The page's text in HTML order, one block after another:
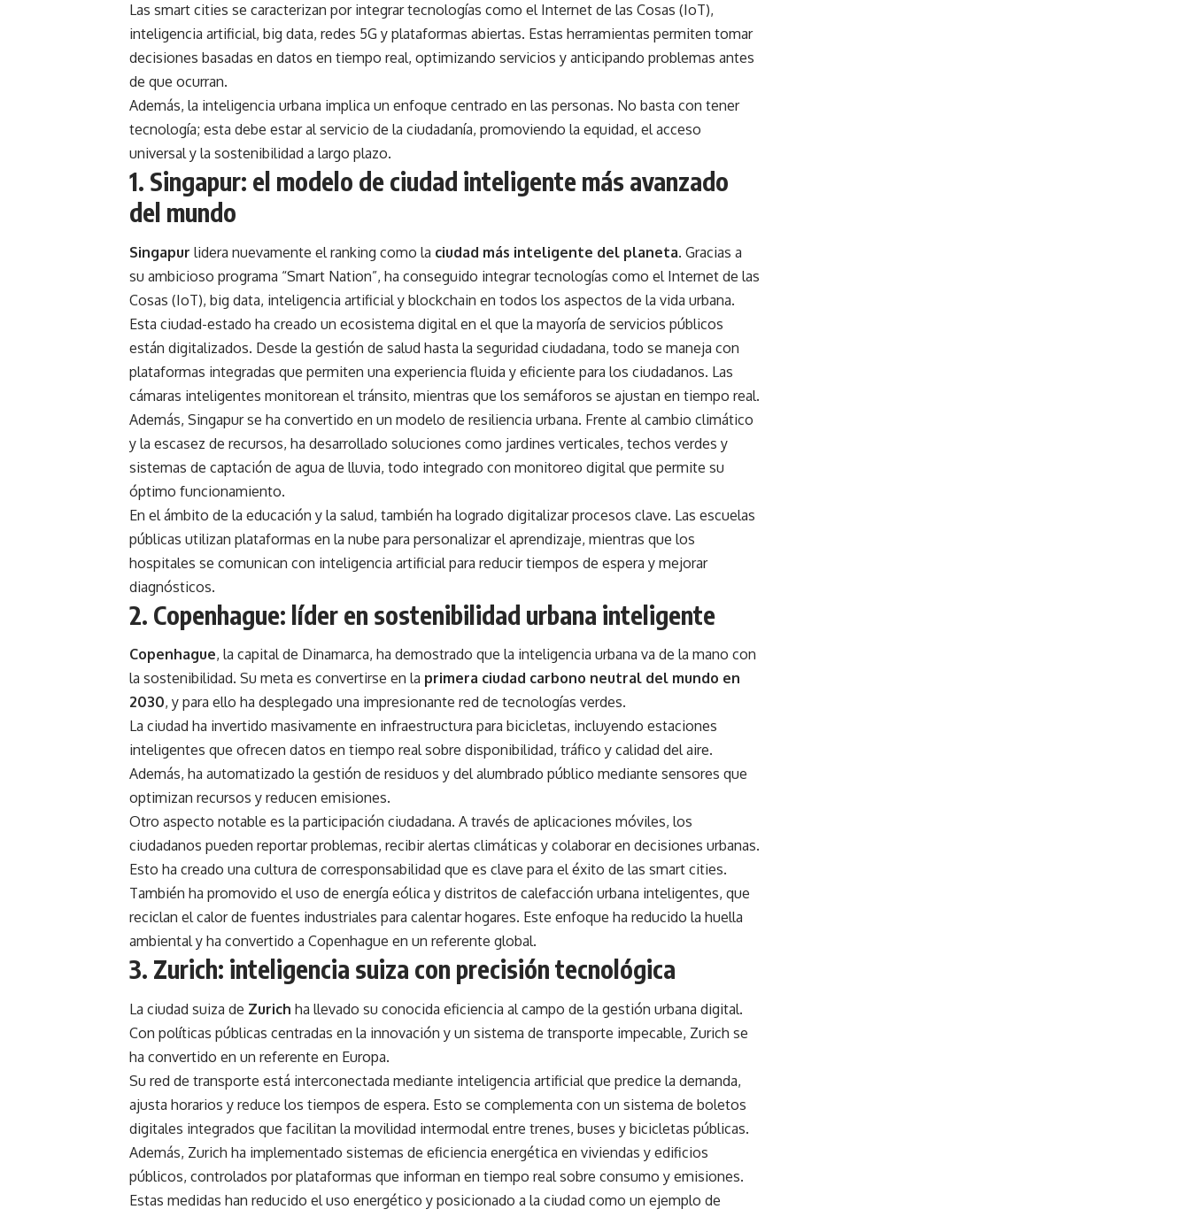
Las smart cities se caracterizan por integrar tecnologías como el Internet de las Cosas (IoT),
inteligencia artificial, big data, redes 5G y plataformas abiertas. Estas herramientas permiten tomar
decisiones basadas en datos en tiempo real, optimizando servicios y anticipando problemas antes
de que ocurran.
Además, la inteligencia urbana implica un enfoque centrado en las personas. No basta con tener
tecnología; esta debe estar al servicio de la ciudadanía, promoviendo la equidad, el acceso
universal y la sostenibilidad a largo plazo.
1. Singapur: el modelo de ciudad inteligente más avanzado
del mundo
Singapur lidera nuevamente el ranking como la ciudad más inteligente del planeta. Gracias a
su ambicioso programa “Smart Nation”, ha conseguido integrar tecnologías como el Internet de las
Cosas (IoT), big data, inteligencia artificial y blockchain en todos los aspectos de la vida urbana.
Esta ciudad-estado ha creado un ecosistema digital en el que la mayoría de servicios públicos
están digitalizados. Desde la gestión de salud hasta la seguridad ciudadana, todo se maneja con
plataformas integradas que permiten una experiencia fluida y eficiente para los ciudadanos. Las
cámaras inteligentes monitorean el tránsito, mientras que los semáforos se ajustan en tiempo real.
Además, Singapur se ha convertido en un modelo de resiliencia urbana. Frente al cambio climático
y la escasez de recursos, ha desarrollado soluciones como jardines verticales, techos verdes y
sistemas de captación de agua de lluvia, todo integrado con monitoreo digital que permite su
óptimo funcionamiento.
En el ámbito de la educación y la salud, también ha logrado digitalizar procesos clave. Las escuelas
públicas utilizan plataformas en la nube para personalizar el aprendizaje, mientras que los
hospitales se comunican con inteligencia artificial para reducir tiempos de espera y mejorar
diagnósticos.
2. Copenhague: líder en sostenibilidad urbana inteligente
Copenhague, la capital de Dinamarca, ha demostrado que la inteligencia urbana va de la mano con
la sostenibilidad. Su meta es convertirse en la primera ciudad carbono neutral del mundo en
2030, y para ello ha desplegado una impresionante red de tecnologías verdes.
La ciudad ha invertido masivamente en infraestructura para bicicletas, incluyendo estaciones
inteligentes que ofrecen datos en tiempo real sobre disponibilidad, tráfico y calidad del aire.
Además, ha automatizado la gestión de residuos y del alumbrado público mediante sensores que
optimizan recursos y reducen emisiones.
Otro aspecto notable es la participación ciudadana. A través de aplicaciones móviles, los
ciudadanos pueden reportar problemas, recibir alertas climáticas y colaborar en decisiones urbanas.
Esto ha creado una cultura de corresponsabilidad que es clave para el éxito de las smart cities.
También ha promovido el uso de energía eólica y distritos de calefacción urbana inteligentes, que
reciclan el calor de fuentes industriales para calentar hogares. Este enfoque ha reducido la huella
ambiental y ha convertido a Copenhague en un referente global.
3. Zurich: inteligencia suiza con precisión tecnológica
La ciudad suiza de Zurich ha llevado su conocida eficiencia al campo de la gestión urbana digital.
Con políticas públicas centradas en la innovación y un sistema de transporte impecable, Zurich se
ha convertido en un referente en Europa.
Su red de transporte está interconectada mediante inteligencia artificial que predice la demanda,
ajusta horarios y reduce los tiempos de espera. Esto se complementa con un sistema de boletos
digitales integrados que facilitan la movilidad intermodal entre trenes, buses y bicicletas públicas.
Además, Zurich ha implementado sistemas de eficiencia energética en viviendas y edificios
públicos, controlados por plataformas que informan en tiempo real sobre consumo y emisiones.
Estas medidas han reducido el uso energético y posicionado a la ciudad como un ejemplo de